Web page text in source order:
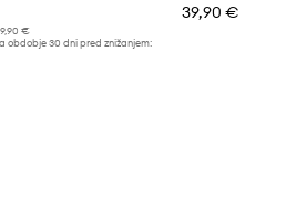
€
obdobje 30 dni pred znižanjem:
39,90 €